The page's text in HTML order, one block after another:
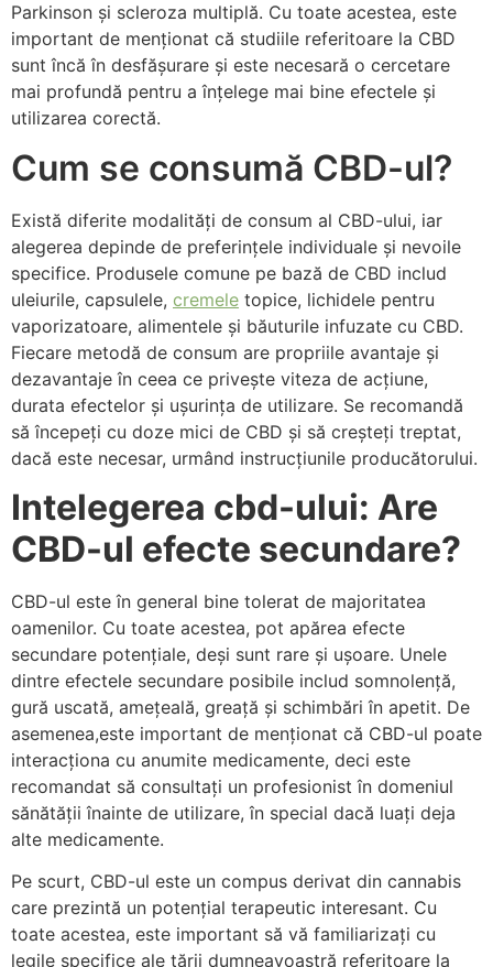
Parkinson și scleroza multiplă. Cu toate acestea, este
important de menționat că studiile referitoare la CBD
sunt încă în desfășurare și este necesară o cercetare
mai profundă pentru a înțelege mai bine efectele și
utilizarea corectă.
Cum se consumă CBD-ul?
Există diferite modalități de consum al CBD-ului, iar
alegerea depinde de preferințele individuale și nevoile
specifice. Produsele comune pe bază de CBD includ
uleiurile, capsulele, cremele topice, lichidele pentru
vaporizatoare, alimentele și băuturile infuzate cu CBD.
Fiecare metodă de consum are propriile avantaje și
dezavantaje în ceea ce privește viteza de acțiune,
durata efectelor și ușurința de utilizare. Se recomandă
să începeți cu doze mici de CBD și să creșteți treptat,
dacă este necesar, urmând instrucțiunile producătorului.
Intelegerea cbd-ului: Are
CBD-ul efecte secundare?
CBD-ul este în general bine tolerat de majoritatea
oamenilor. Cu toate acestea, pot apărea efecte
secundare potențiale, deși sunt rare și ușoare. Unele
dintre efectele secundare posibile includ somnolență,
gură uscată, amețeală, greață și schimbări în apetit. De
asemenea,este important de menționat că CBD-ul poate
interacționa cu anumite medicamente, deci este
recomandat să consultați un profesionist în domeniul
sănătății înainte de utilizare, în special dacă luați deja
alte medicamente.
Pe scurt, CBD-ul este un compus derivat din cannabis
care prezintă un potențial terapeutic interesant. Cu
toate acestea, este important să vă familiarizați cu
legile specifice ale țării dumneavoastră referitoare la